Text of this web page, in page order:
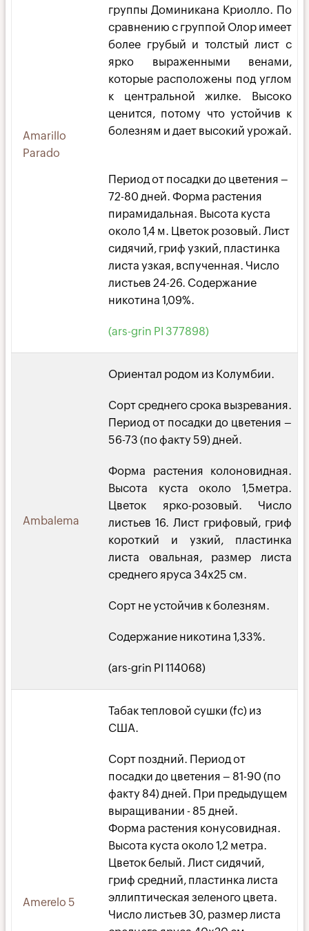
Amarillo
Parado
группы Доминикана Криолло. По
сравнению с группой Олор имеет
более грубый и толстый лист с
ярко выраженными венами,
которые расположены под углом
к центральной жилке. Высоко
ценится, потому что устойчив к
болезням и дает высокий урожай.
Период от посадки до цветения –
72-80 дней. Форма растения
пирамидальная. Высота куста
около 1,4 м. Цветок розовый. Лист
сидячий, гриф узкий, пластинка
листа узкая, вспученная. Число
листьев 24-26. Содержание
никотина 1,09%.
(ars-grin PI 377898)
Ambalema
Ориентал родом из Колумбии.
Сорт среднего срока вызревания.
Период от посадки до цветения –
56-73 (по факту 59) дней.
Форма растения колоновидная.
Высота куста около 1,5метра.
Цветок ярко-розовый. Число
листьев 16. Лист грифовый, гриф
короткий и узкий, пластинка
листа овальная, размер листа
среднего яруса 34х25 см.
Сорт не устойчив к болезням.
Содержание никотина 1,33%.
(ars-grin PI 114068)
Amerelo 5
Табак тепловой сушки (fc) из
США.
Сорт поздний. Период от
посадки до цветения – 81-90 (по
факту 84) дней. При предыдущем
выращивании - 85 дней.
Форма растения конусовидная.
Высота куста около 1,2 метра.
Цветок белый. Лист сидячий,
гриф средний, пластинка листа
эллиптическая зеленого цвета.
Число листьев 30, размер листа